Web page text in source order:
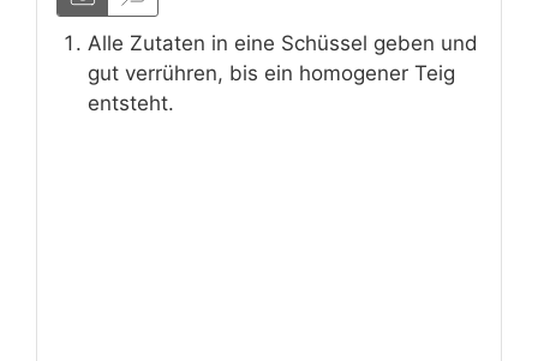
Alle Zutaten in eine Schüssel geben und
gut verrühren, bis ein homogener Teig
entsteht.